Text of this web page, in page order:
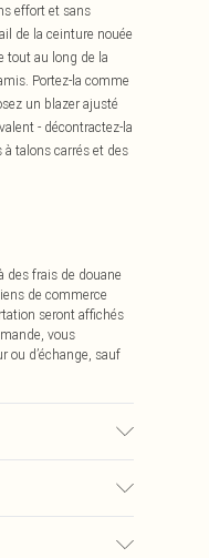
effort et sans
de la ceinture nouée
tout au long de la
Portez-la comme
un blazer ajusté
- décontractez-la
talons carrés et des
des frais de douane
de commerce
seront affichés
vous
ou d’échange, sauf
à